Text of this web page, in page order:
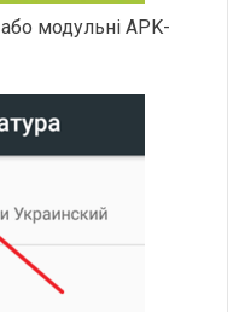
модульні APK-